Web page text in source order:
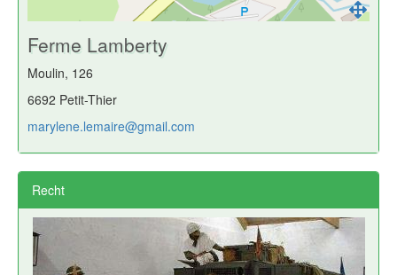
Ferme Lamberty
Moulin, 126
6692 Petit-Thier
marylene.lemaire@gmail.com
Recht